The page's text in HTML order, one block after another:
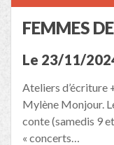
FEMMES
Le 23/11/
Ateliers d’écriture
Mylène Monjour.
conte (samedis 9
« concerts…